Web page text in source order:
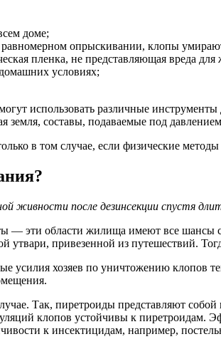
доме;
опрыскивании, клопы умирают
пленка, не представляющая вреда
условиях;
использовать различные
составы, подаваемые под
в том случае, если физические
после дезинсекции спустя
— эти области жилища имеют все шансы
утвари, привезенной из путешествий.
усилия хозяев по уничтожению клопов
Так, пиретроиды представляют
клопов устойчивы к пиретроидам.
к инсектицидам, например,